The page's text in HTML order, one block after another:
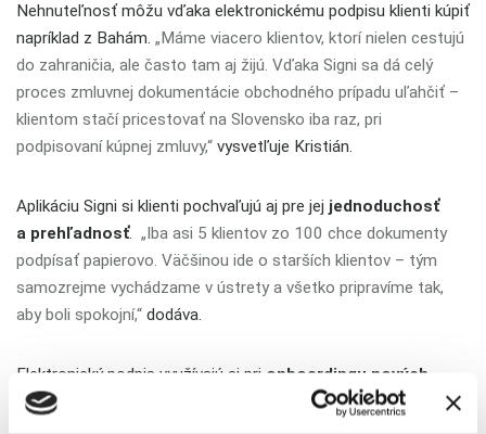
Nehnuteľnosť môžu vďaka elektronickému podpisu klienti kúpiť
napríklad z Bahám. „Máme viacero klientov, ktorí nielen cestujú
do zahraničia, ale často tam aj žijú. Vďaka Signi sa dá celý
proces zmluvnej dokumentácie obchodného prípadu uľahčiť –
klientom stačí pricestovať na Slovensko iba raz, pri
podpisovaní kúpnej zmluvy,“ vysvetľuje Kristián.
Aplikáciu Signi si klienti pochvaľujú aj pre jej jednoduchosť
a prehľadnosť. „Iba asi 5 klientov zo 100 chce dokumenty
podpísať papierovo. Väčšinou ide o starších klientov – tým
samozrejme vychádzame v ústrety a všetko pripravíme tak,
aby boli spokojní,“ dodáva.
Elektronický podpis využívajú aj pri onboardingu nových
maklérov.
„Vďaka Signi maklérom odpadne množstvo